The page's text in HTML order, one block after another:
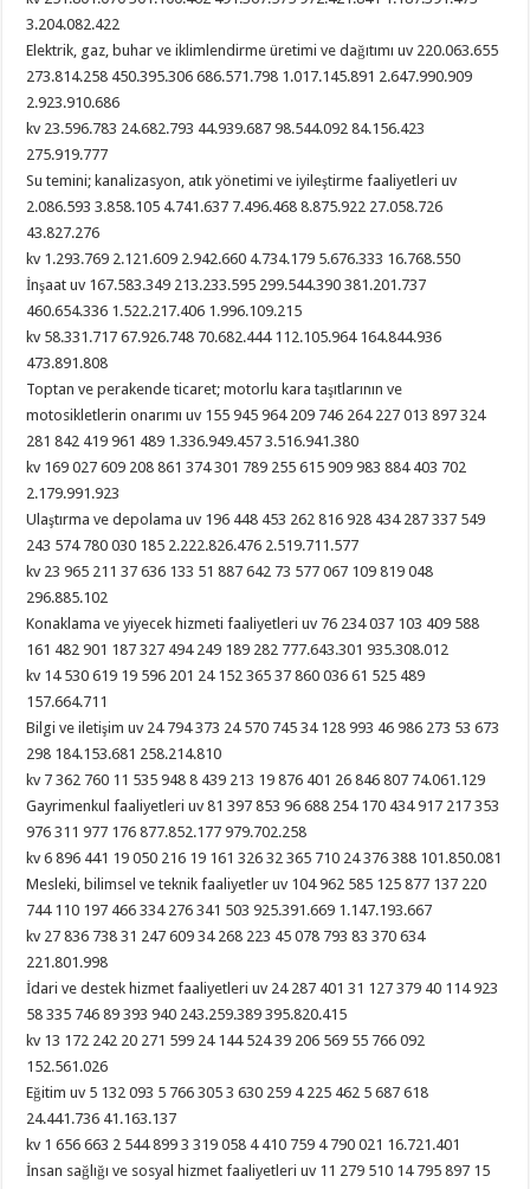
3.204.082.422
Elektrik, gaz, buhar ve iklimlendirme üretimi ve dağıtımı uv 220.063.655
273.814.258 450.395.306 686.571.798 1.017.145.891 2.647.990.909
2.923.910.686
kv 23.596.783 24.682.793 44.939.687 98.544.092 84.156.423
275.919.777
Su temini; kanalizasyon, atık yönetimi ve iyileştirme faaliyetleri uv
2.086.593 3.858.105 4.741.637 7.496.468 8.875.922 27.058.726
43.827.276
kv 1.293.769 2.121.609 2.942.660 4.734.179 5.676.333 16.768.550
İnşaat uv 167.583.349 213.233.595 299.544.390 381.201.737
460.654.336 1.522.217.406 1.996.109.215
kv 58.331.717 67.926.748 70.682.444 112.105.964 164.844.936
473.891.808
Toptan ve perakende ticaret; motorlu kara taşıtlarının ve
motosikletlerin onarımı uv 155 945 964 209 746 264 227 013 897 324
281 842 419 961 489 1.336.949.457 3.516.941.380
kv 169 027 609 208 861 374 301 789 255 615 909 983 884 403 702
2.179.991.923
Ulaştırma ve depolama uv 196 448 453 262 816 928 434 287 337 549
243 574 780 030 185 2.222.826.476 2.519.711.577
kv 23 965 211 37 636 133 51 887 642 73 577 067 109 819 048
296.885.102
Konaklama ve yiyecek hizmeti faaliyetleri uv 76 234 037 103 409 588
161 482 901 187 327 494 249 189 282 777.643.301 935.308.012
kv 14 530 619 19 596 201 24 152 365 37 860 036 61 525 489
157.664.711
Bilgi ve iletişim uv 24 794 373 24 570 745 34 128 993 46 986 273 53 673
298 184.153.681 258.214.810
kv 7 362 760 11 535 948 8 439 213 19 876 401 26 846 807 74.061.129
Gayrimenkul faaliyetleri uv 81 397 853 96 688 254 170 434 917 217 353
976 311 977 176 877.852.177 979.702.258
kv 6 896 441 19 050 216 19 161 326 32 365 710 24 376 388 101.850.081
Mesleki, bilimsel ve teknik faaliyetler uv 104 962 585 125 877 137 220
744 110 197 466 334 276 341 503 925.391.669 1.147.193.667
kv 27 836 738 31 247 609 34 268 223 45 078 793 83 370 634
221.801.998
İdari ve destek hizmet faaliyetleri uv 24 287 401 31 127 379 40 114 923
58 335 746 89 393 940 243.259.389 395.820.415
kv 13 172 242 20 271 599 24 144 524 39 206 569 55 766 092
152.561.026
Eğitim uv 5 132 093 5 766 305 3 630 259 4 225 462 5 687 618
24.441.736 41.163.137
kv 1 656 663 2 544 899 3 319 058 4 410 759 4 790 021 16.721.401
İnsan sağlığı ve sosyal hizmet faaliyetleri uv 11 279 510 14 795 897 15